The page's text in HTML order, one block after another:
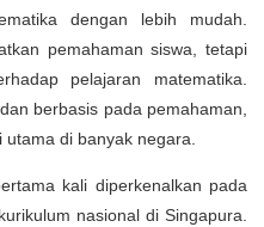
dengan lebih mudah.
pemahaman siswa, tetapi
pelajaran matematika.
berbasis pada pemahaman,
di banyak negara.
kali diperkenalkan pada
nasional di Singapura.